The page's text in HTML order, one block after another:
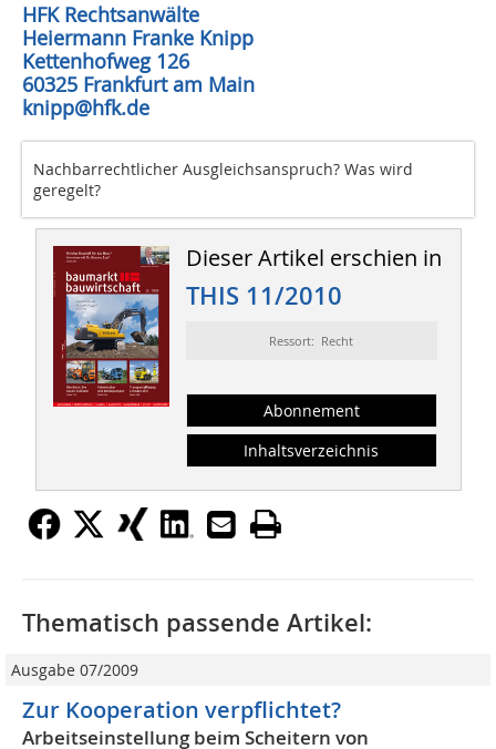
HFK Rechtsanwälte
Heiermann Franke Knipp
Kettenhofweg 126
60325 Frankfurt am Main
knipp@hfk.de
Nachbarrechtlicher Ausgleichsanspruch? Was wird
geregelt?
Dieser Artikel erschien in
THIS 11/2010
Ressort: Recht
Abonnement
Inhaltsverzeichnis
Thematisch passende Artikel:
Ausgabe 07/2009
Zur Kooperation verpflichtet?
Arbeitseinstellung beim Scheitern von